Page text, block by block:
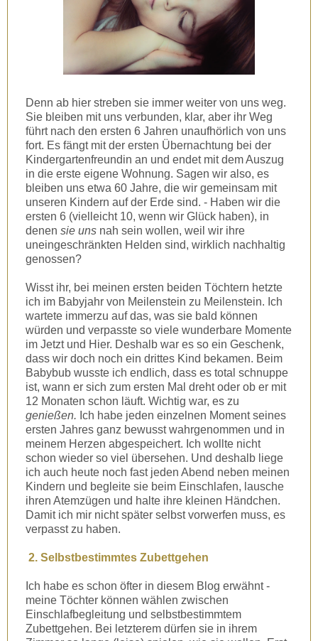
Denn ab hier streben sie immer weiter von uns weg.
Sie bleiben mit uns verbunden, klar, aber ihr Weg
führt nach den ersten 6 Jahren unaufhörlich von uns
fort. Es fängt mit der ersten Übernachtung bei der
Kindergartenfreundin an und endet mit dem Auszug
in die erste eigene Wohnung. Sagen wir also, es
bleiben uns etwa 60 Jahre, die wir gemeinsam mit
unseren Kindern auf der Erde sind. - Haben wir die
ersten 6 (vielleicht 10, wenn wir Glück haben), in
denen sie uns nah sein wollen, weil wir ihre
uneingeschränkten Helden sind, wirklich nachhaltig
genossen?
Wisst ihr, bei meinen ersten beiden Töchtern hetzte
ich im Babyjahr von Meilenstein zu Meilenstein. Ich
wartete immerzu auf das, was sie bald können
würden und verpasste so viele wunderbare Momente
im Jetzt und Hier. Deshalb war es so ein Geschenk,
dass wir doch noch ein drittes Kind bekamen. Beim
Babybub wusste ich endlich, dass es total schnuppe
ist, wann er sich zum ersten Mal dreht oder ob er mit
12 Monaten schon läuft. Wichtig war, es zu
genießen. Ich habe jeden einzelnen Moment seines
ersten Jahres ganz bewusst wahrgenommen und in
meinem Herzen abgespeichert. Ich wollte nicht
schon wieder so viel übersehen. Und deshalb liege
ich auch heute noch fast jeden Abend neben meinen
Kindern und begleite sie beim Einschlafen, lausche
ihren Atemzügen und halte ihre kleinen Händchen.
Damit ich mir nicht später selbst vorwerfen muss, es
verpasst zu haben.
2. Selbstbestimmtes Zubettgehen
Ich habe es schon öfter in diesem Blog erwähnt -
meine Töchter können wählen zwischen
Einschlafbegleitung und selbstbestimmtem
Zubettgehen. Bei letzterem dürfen sie in ihrem